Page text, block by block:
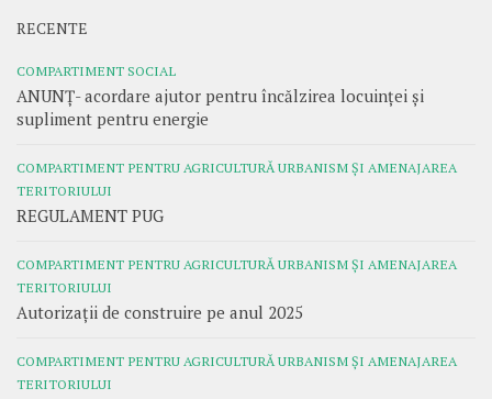
RECENTE
COMPARTIMENT SOCIAL
ANUNȚ- acordare ajutor pentru încălzirea locuinței și
supliment pentru energie
COMPARTIMENT PENTRU AGRICULTURĂ URBANISM ȘI AMENAJAREA
TERITORIULUI
REGULAMENT PUG
COMPARTIMENT PENTRU AGRICULTURĂ URBANISM ȘI AMENAJAREA
TERITORIULUI
Autorizații de construire pe anul 2025
COMPARTIMENT PENTRU AGRICULTURĂ URBANISM ȘI AMENAJAREA
TERITORIULUI